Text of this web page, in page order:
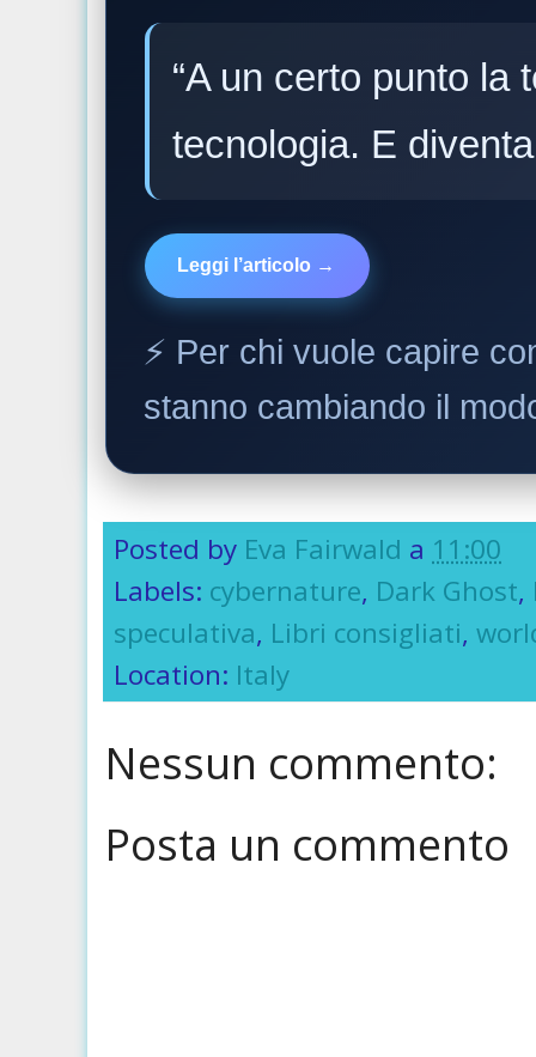
“A un certo punto la
tecnologia. E
Leggi l’articolo →
⚡️ Per chi vuole capire
stanno cambiando il
Posted by Eva Fairwald a 11:00
Labels: cybernature, Dark Ghost,
speculativa, Libri consigliati,
Location: Italy
Nessun commento:
Posta un commento